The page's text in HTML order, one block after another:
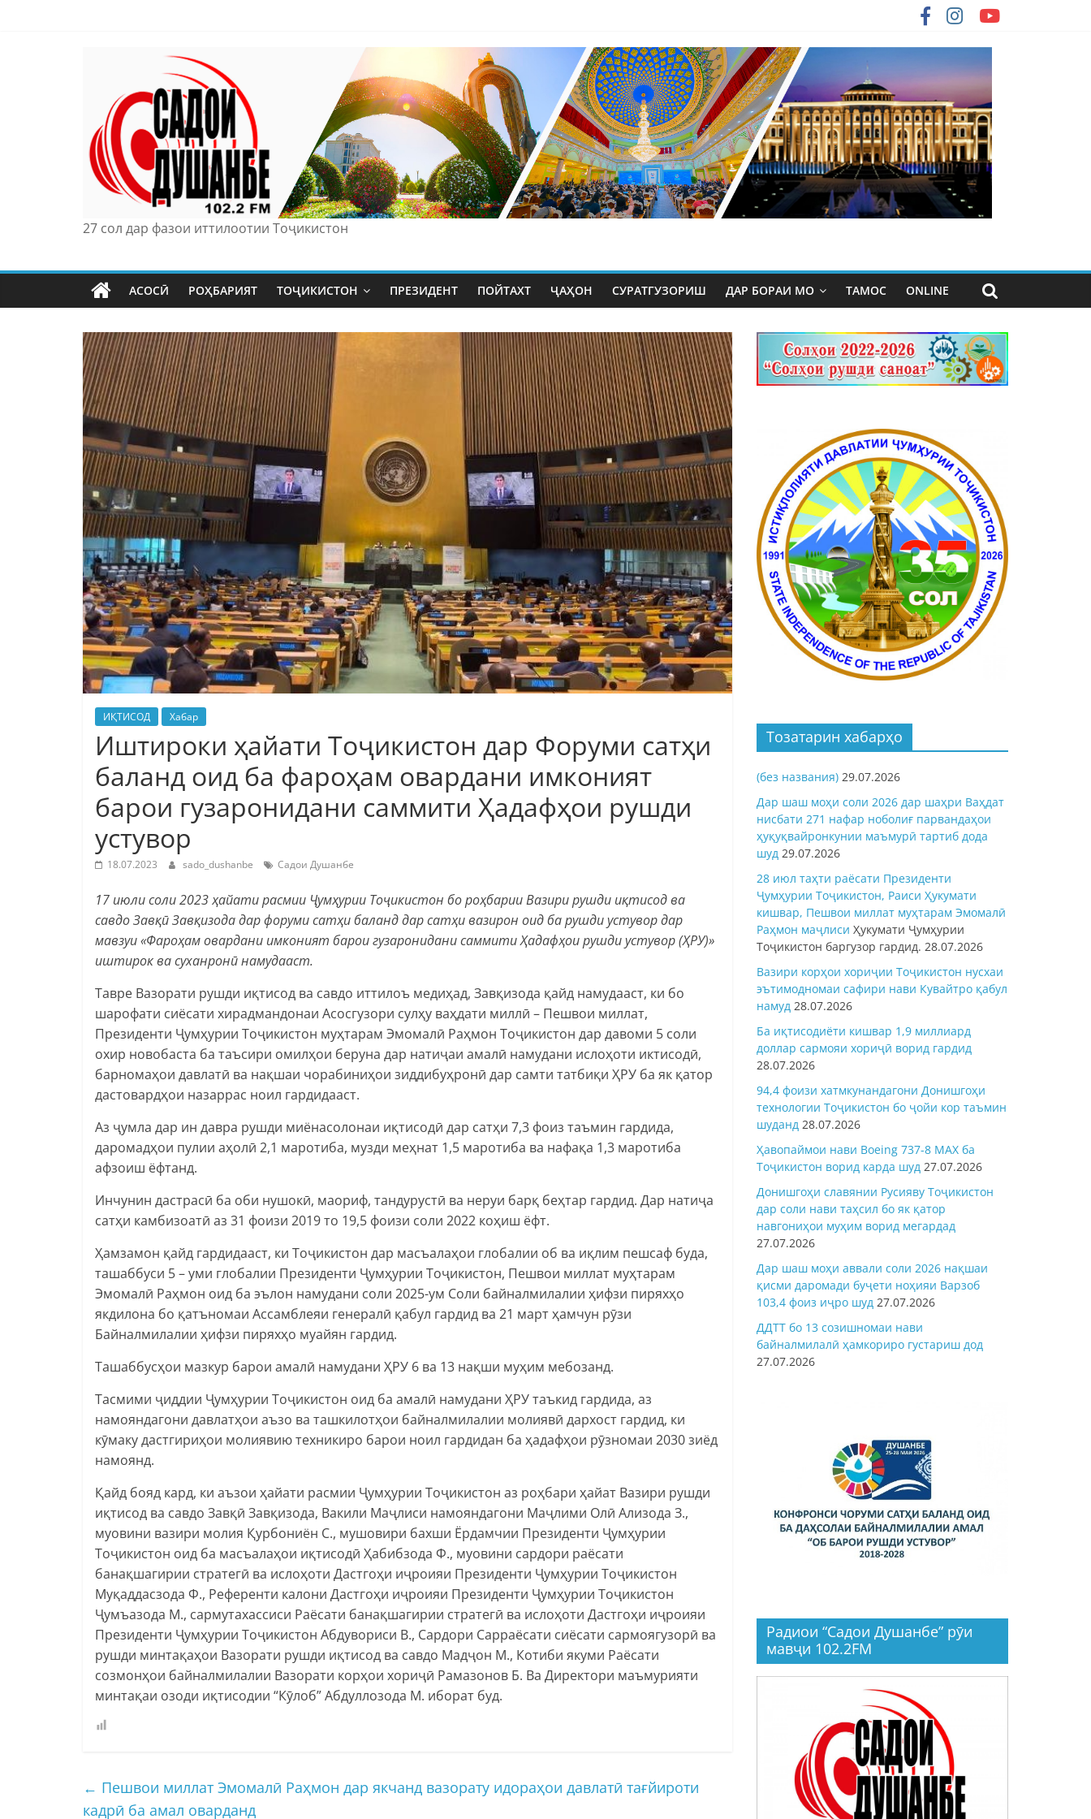
27 сол дар фазои иттилоотии Тоҷикистон
АСОСӢ РОҲБАРИЯТ ТОҶИКИСТОН ПРЕЗИДЕНТ ПОЙТАХТ ҶАҲОН СУРАТГУЗОРИШ ДАР БОРАИ МО ТАМОС ONLINE
ИҚТИСОД Хабар
Иштироки ҳайати Тоҷикистон дар Форуми сатҳи
баланд оид ба фароҳам овардани имконият
барои гузаронидани саммити Ҳадафҳои рушди
устувор
18.07.2023 sado_dushanbe Садои Душанбе
17 июли соли 2023 ҳайати расмии Ҷумҳурии Тоҷикистон бо роҳбарии Вазири рушди иқтисод ва
савдо Завқӣ Завқизода дар форуми сатҳи баланд дар сатҳи вазирон оид ба рушди устувор дар
мавзуи «Фароҳам овардани имконият барои гузаронидани саммити Ҳадафҳои рушди устувор (ҲРУ)»
иштирок ва суханронӣ намудааст.
Тавре Вазорати рушди иқтисод ва савдо иттилоъ медиҳад, Завқизода қайд намудааст, ки бо
шарофати сиёсати хирадмандонаи Асосгузори сулҳу ваҳдати миллӣ – Пешвои миллат,
Президенти Ҷумҳурии Тоҷикистон муҳтарам Эмомалӣ Раҳмон Тоҷикистон дар давоми 5 соли
охир новобаста ба таъсири омилҳои беруна дар натиҷаи амалӣ намудани ислоҳоти иктисодӣ,
барномаҳои давлатӣ ва нақшаи чорабиниҳои зиддибуҳронӣ дар самти татбиқи ҲРУ ба як қатор
дастовардҳои назаррас ноил гардидааст.
Аз ҷумла дар ин давра рушди миёнасолонаи иқтисодӣ дар сатҳи 7,3 фоиз таъмин гардида,
даромадҳои пулии аҳолӣ 2,1 маротиба, музди меҳнат 1,5 маротиба ва нафақа 1,3 маротиба
афзоиш ёфтанд.
Инчунин дастрасӣ ба оби нушокӣ, маориф, тандурустӣ ва неруи барқ беҳтар гардид. Дар натиҷа
сатҳи камбизоатӣ аз 31 фоизи 2019 то 19,5 фоизи соли 2022 коҳиш ёфт.
Ҳамзамон қайд гардидааст, ки Тоҷикистон дар масъалаҳои глобалии об ва иқлим пешсаф буда,
ташаббуси 5 – уми глобалии Президенти Ҷумҳурии Тоҷикистон, Пешвои миллат муҳтарам
Эмомалӣ Раҳмон оид ба эълон намудани соли 2025-ум Соли байналмилалии ҳифзи пиряхҳо
якдилона бо қатъномаи Ассамблеяи генералӣ қабул гардид ва 21 март ҳамчун рӯзи
Байналмилалии ҳифзи пиряхҳо муайян гардид.
Ташаббусҳои мазкур барои амалӣ намудани ҲРУ 6 ва 13 нақши муҳим мебозанд.
Тасмими ҷиддии Ҷумҳурии Тоҷикистон оид ба амалӣ намудани ҲРУ таъкид гардида, аз
намояндагони давлатҳои аъзо ва ташкилотҳои байналмилалии молиявӣ дархост гардид, ки
кӯмаку дастгириҳои молиявию техникиро барои ноил гардидан ба ҳадафҳои рӯзномаи 2030 зиёд
намоянд.
Қайд бояд кард, ки аъзои ҳайати расмии Ҷумҳурии Тоҷикистон аз роҳбари ҳайат Вазири рушди
иқтисод ва савдо Завқӣ Завқизода, Вакили Маҷлиси намояндагони Маҷлими Олӣ Ализода З.,
муовини вазири молия Қурбониён С., мушовири бахши Ёрдамчии Президенти Ҷумҳурии
Тоҷикистон оид ба масъалаҳои иқтисодӣ Ҳабибзода Ф., муовини сардори раёсати
банақшагирии стратегӣ ва ислоҳоти Дастгоҳи иҷроияи Президенти Ҷумҳурии Тоҷикистон
Муқаддасзода Ф., Референти калони Дастгоҳи иҷроияи Президенти Ҷумҳурии Тоҷикистон
Ҷумъазода М., сармутахассиси Раёсати банақшагирии стратегӣ ва ислоҳоти Дастгоҳи иҷроияи
Президенти Ҷумҳурии Тоҷикистон Абдувориси В., Сардори Сарраёсати сиёсати сармоягузорӣ ва
рушди минтақаҳои Вазорати рушди иқтисод ва савдо Мадҷон М., Котиби якуми Раёсати
созмонҳои байналмилалии Вазорати корҳои хориҷӣ Рамазонов Б. Ва Директори маъмурияти
минтақаи озоди иқтисодии “Кӯлоб” Абдуллозода М. иборат буд.
← Пешвои миллат Эмомалӣ Раҳмон дар якчанд вазорату идораҳои давлатӣ тағйироти
кадрӣ ба амал оварданд
Тозатарин хабарҳо
(без названия) 29.07.2026
Дар шаш моҳи соли 2026 дар шаҳри Ваҳдат
нисбати 271 нафар ноболиғ парвандаҳои
ҳуқуқвайронкунии маъмурӣ тартиб дода
шуд 29.07.2026
28 июл таҳти раёсати Президенти
Ҷумҳурии Тоҷикистон, Раиси Ҳукумати
кишвар, Пешвои миллат муҳтарам Эмомалӣ
Раҳмон маҷлиси Ҳукумати Ҷумҳурии
Тоҷикистон баргузор гардид. 28.07.2026
Вазири корҳои хориҷии Тоҷикистон нусхаи
эътимодномаи сафири нави Кувайтро қабул
намуд 28.07.2026
Ба иқтисодиёти кишвар 1,9 миллиард
доллар сармояи хориҷӣ ворид гардид
28.07.2026
94,4 фоизи хатмкунандагони Донишгоҳи
технологии Тоҷикистон бо ҷойи кор таъмин
шуданд 28.07.2026
Ҳавопаймои нави Boeing 737-8 MAX ба
Тоҷикистон ворид карда шуд 27.07.2026
Донишгоҳи славянии Русияву Тоҷикистон
дар соли нави таҳсил бо як қатор
навгониҳои муҳим ворид мегардад
27.07.2026
Дар шаш моҳи аввали соли 2026 нақшаи
қисми даромади буҷети ноҳияи Варзоб
103,4 фоиз иҷро шуд 27.07.2026
ДДТТ бо 13 созишномаи нави
байналмилалӣ ҳамкориро густариш дод
27.07.2026
Радиои “Садои Душанбе” рӯи
мавҷи 102.2FM